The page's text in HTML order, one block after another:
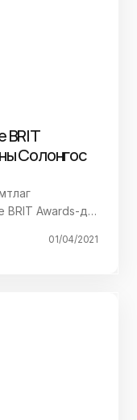
BRIT
Солонгос
BRIT Awards-д…
01/04/2021